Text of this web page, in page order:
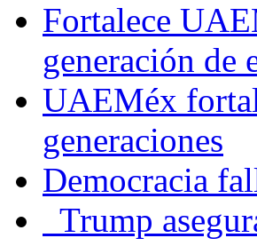
Fortalece
generación de
UAEMéx
generaciones
Democracia
Trump